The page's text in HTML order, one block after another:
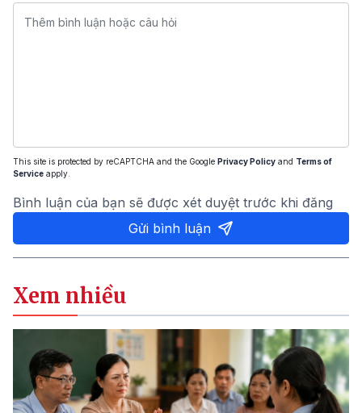
This site is protected by reCAPTCHA and the Google Privacy Policy and Terms of
Service apply.
Bình luận của bạn sẽ được xét duyệt trước khi đăng
Gửi bình luận
Xem nhiều